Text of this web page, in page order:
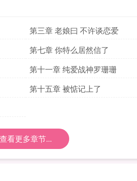
第三章 老娘曰 不许谈恋爱
第七章 你特么居然信了
第十一章 纯爱战神罗珊珊
第十五章 被惦记上了
查看更多章节...